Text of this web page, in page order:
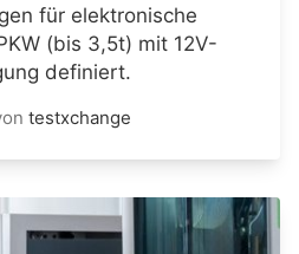
für elektronische
(bis 3,5t) mit 12V-
definiert.
testxchange